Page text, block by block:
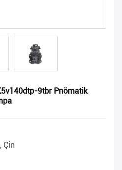
9tbr Pnömatik
Çin